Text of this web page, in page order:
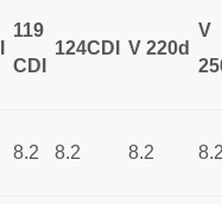
119
CDI
124CDI V 220d
V
8.2 8.2 8.2